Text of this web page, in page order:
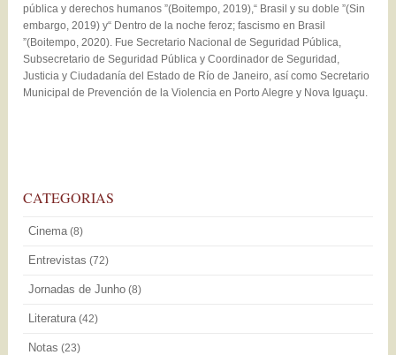
pública y derechos humanos ”(Boitempo, 2019),“ Brasil y su doble ”(Sin
embargo, 2019) y“ Dentro de la noche feroz; fascismo en Brasil
”(Boitempo, 2020). Fue Secretario Nacional de Seguridad Pública,
Subsecretario de Seguridad Pública y Coordinador de Seguridad,
Justicia y Ciudadanía del Estado de Río de Janeiro, así como Secretario
Municipal de Prevención de la Violencia en Porto Alegre y Nova Iguaçu.
CATEGORIAS
Cinema (8)
Entrevistas (72)
Jornadas de Junho (8)
Literatura (42)
Notas (23)